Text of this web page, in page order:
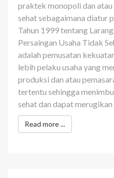
praktek monopoli dan atau
sehat sebagaimana diatur
Tahun 1999 tentang
Persaingan Usaha Tidak
adalah pemusatan
lebih pelaku usaha yang
produksi dan atau
tertentu sehingga
sehat dan dapat
Read more ...